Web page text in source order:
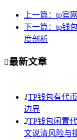
上一篇：tp官
下一篇：tp钱
度剖析
最新文章
1TP钱包有代
边界
2TP钱包闲置
文说清风险与